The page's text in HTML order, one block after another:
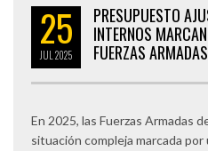
25
JUL2025
PRESUPUESTO
INTERNOS
FUERZAS
En 2025, las Fuerzas Armadas
situación compleja marcada